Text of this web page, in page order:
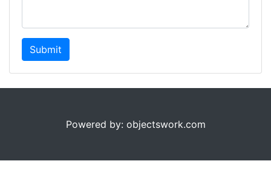
Submit
Powered by: objectswork.com